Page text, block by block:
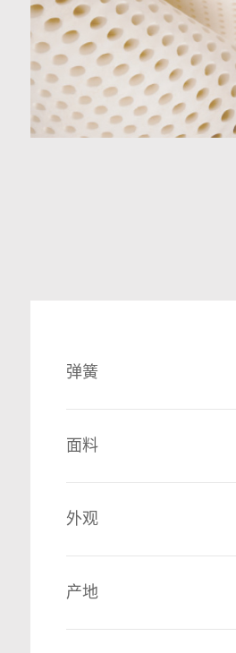
弹簧
面料
外观
产地